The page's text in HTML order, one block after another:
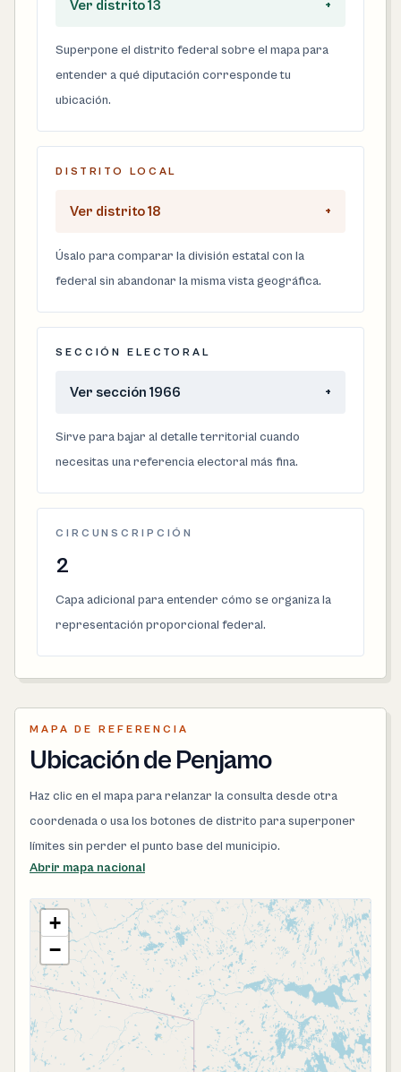
Ver distrito 13 +
Superpone el distrito federal sobre el mapa para
entender a qué diputación corresponde tu
ubicación.
DISTRITO LOCAL
Ver distrito 18 +
Úsalo para comparar la división estatal con la
federal sin abandonar la misma vista geográfica.
SECCIÓN ELECTORAL
Ver sección 1966 +
Sirve para bajar al detalle territorial cuando
necesitas una referencia electoral más fina.
CIRCUNSCRIPCIÓN
2
Capa adicional para entender cómo se organiza la
representación proporcional federal.
MAPA DE REFERENCIA
Ubicación de Penjamo
Haz clic en el mapa para relanzar la consulta desde otra
coordenada o usa los botones de distrito para superponer
límites sin perder el punto base del municipio.
Abrir mapa nacional
+
−